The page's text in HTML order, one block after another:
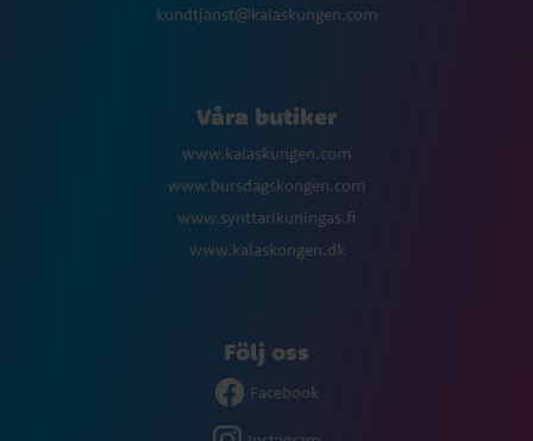
kundtjanst@kalaskungen.com
Våra butiker
www.kalaskungen.com
www.bursdagskongen.com
www.synttarikuningas.fi
www.kalaskongen.dk
Följ oss
Facebook